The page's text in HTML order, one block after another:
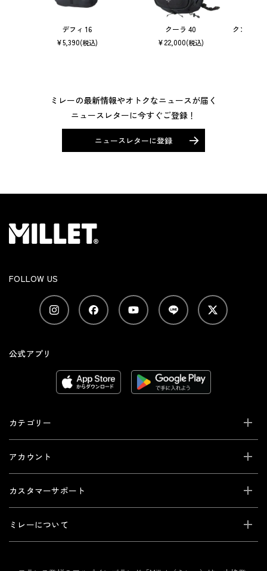
デフィ 16
¥5,390(税込)
クーラ 40
¥22,000(税込)
クンブ マ
ミレーの最新情報やオトクなニュースが届く
ニュースレターに今すぐご登録！
ニュースレターに登録
FOLLOW US
公式アプリ
カテゴリー
アカウント
カスタマーサポート
ミレーについて